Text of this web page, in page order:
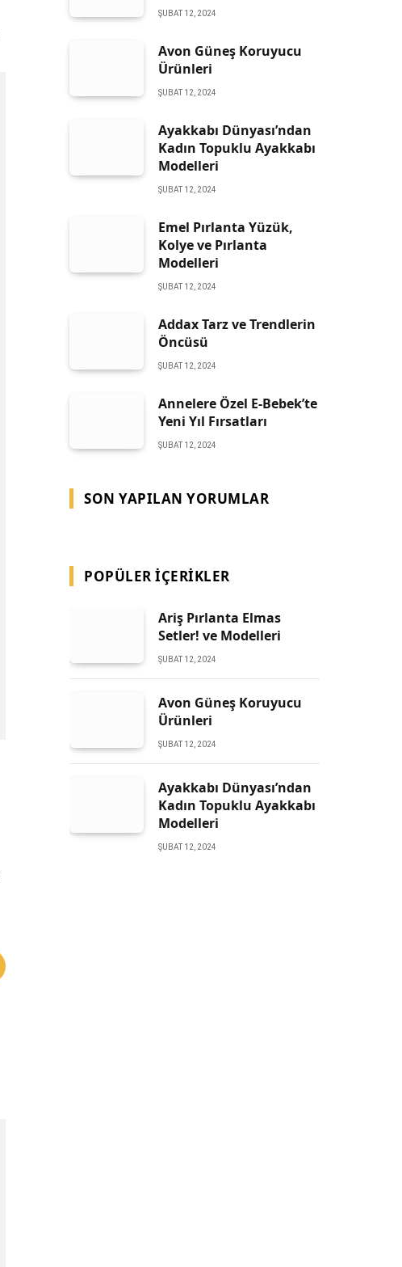
ŞUBAT 12, 2024
Avon Güneş Koruyucu
Ürünleri
ŞUBAT 12, 2024
Ayakkabı Dünyası’ndan
Kadın Topuklu Ayakkabı
Modelleri
ŞUBAT 12, 2024
Emel Pırlanta Yüzük,
Kolye ve Pırlanta
Modelleri
ŞUBAT 12, 2024
Addax Tarz ve Trendlerin
Öncüsü
ŞUBAT 12, 2024
Annelere Özel E-Bebek’te
Yeni Yıl Fırsatları
ŞUBAT 12, 2024
SON YAPILAN YORUMLAR
POPÜLER İÇERIKLER
Ariş Pırlanta Elmas
Setler! ve Modelleri
ŞUBAT 12, 2024
Avon Güneş Koruyucu
Ürünleri
ŞUBAT 12, 2024
Ayakkabı Dünyası’ndan
Kadın Topuklu Ayakkabı
Modelleri
ŞUBAT 12, 2024